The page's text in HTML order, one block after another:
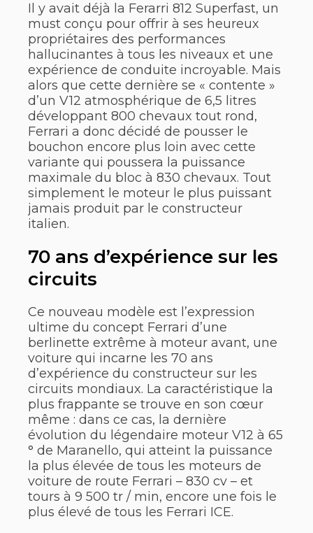
Il y avait déjà la Ferarri 812 Superfast, un
must conçu pour offrir à ses heureux
propriétaires des performances
hallucinantes à tous les niveaux et une
expérience de conduite incroyable. Mais
alors que cette dernière se « contente »
d’un V12 atmosphérique de 6,5 litres
développant 800 chevaux tout rond,
Ferrari a donc décidé de pousser le
bouchon encore plus loin avec cette
variante qui poussera la puissance
maximale du bloc à 830 chevaux. Tout
simplement le moteur le plus puissant
jamais produit par le constructeur
italien.
70 ans d’expérience sur les
circuits
Ce nouveau modèle est l’expression
ultime du concept Ferrari d’une
berlinette extrême à moteur avant, une
voiture qui incarne les 70 ans
d’expérience du constructeur sur les
circuits mondiaux. La caractéristique la
plus frappante se trouve en son cœur
même : dans ce cas, la dernière
évolution du légendaire moteur V12 à 65
° de Maranello, qui atteint la puissance
la plus élevée de tous les moteurs de
voiture de route Ferrari – 830 cv – et
tours à 9 500 tr / min, encore une fois le
plus élevé de tous les Ferrari ICE.